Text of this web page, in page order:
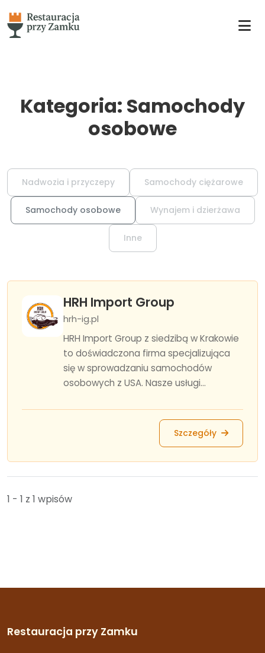
Kategoria: Samochody
osobowe
Nadwozia i przyczepy Samochody ciężarowe
Samochody osobowe Wynajem i dzierżawa
Inne
HRH Import Group
hrh-ig.pl
HRH Import Group z siedzibą w Krakowie
to doświadczona firma specjalizująca
się w sprowadzaniu samochodów
osobowych z USA. Nasze usługi...
Szczegóły
1 - 1 z 1 wpisów
Restauracja przy Zamku